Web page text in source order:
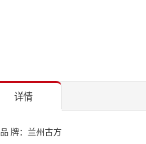
详情
品 牌：兰州古方